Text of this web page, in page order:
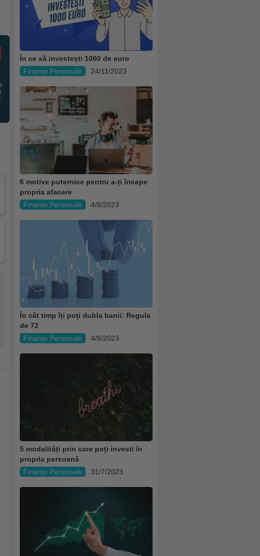
În ce să investești 1000 de euro
Finanțe Personale
24/11/2023
6 motive puternice pentru a-ți începe
propria afacere
Finanțe Personale
4/8/2023
În cât timp îți poți dubla banii: Regula
de 72
Finanțe Personale
4/8/2023
5 modalități prin care poți investi în
propria persoană
Finanțe Personale
31/7/2023